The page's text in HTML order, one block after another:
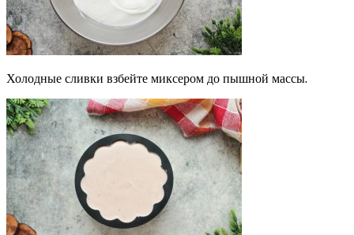
Холодные сливки взбейте миксером до пышной массы.